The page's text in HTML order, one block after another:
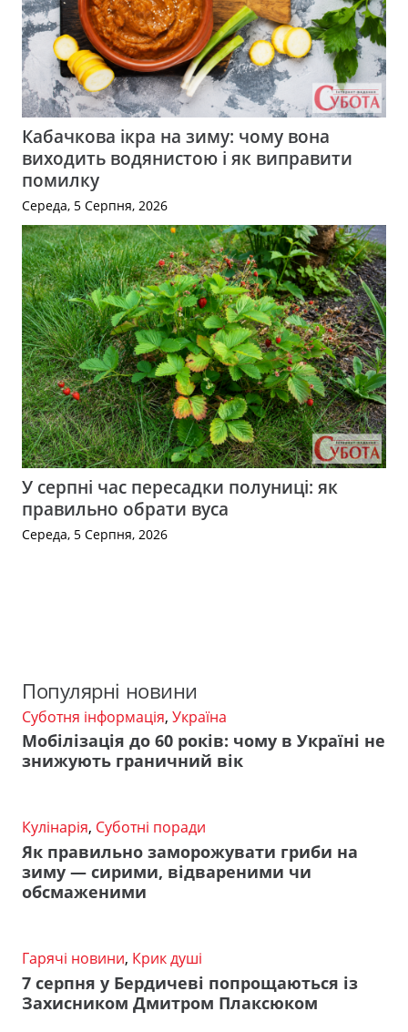
Кабачкова ікра на зиму: чому вона
виходить водянистою і як виправити
помилку
Середа, 5 Серпня, 2026
У серпні час пересадки полуниці: як
правильно обрати вуса
Середа, 5 Серпня, 2026
Популярні новини
Суботня інформація, Україна
Мобілізація до 60 років: чому в Україні не
знижують граничний вік
Кулінарія, Суботні поради
Як правильно заморожувати гриби на
зиму — сирими, відвареними чи
обсмаженими
Гарячі новини, Крик душі
7 серпня у Бердичеві попрощаються із
Захисником Дмитром Плаксюком